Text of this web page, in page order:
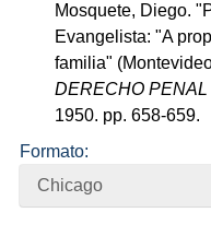
Mosquete, Diego.
Evangelista: "A
familia"
DERECHO
1950. pp. 658-659.
Formato:
Chicago